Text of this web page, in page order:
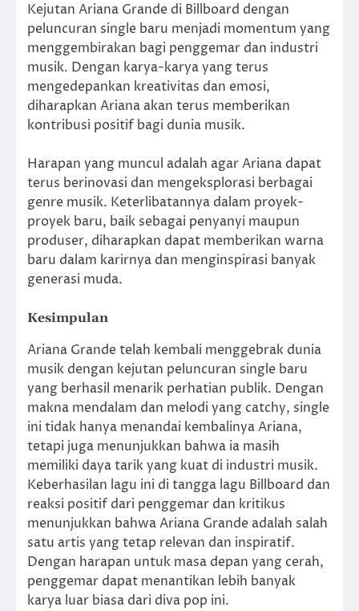
Kejutan Ariana Grande di Billboard dengan
peluncuran single baru menjadi momentum yang
menggembirakan bagi penggemar dan industri
musik. Dengan karya-karya yang terus
mengedepankan kreativitas dan emosi,
diharapkan Ariana akan terus memberikan
kontribusi positif bagi dunia musik.
Harapan yang muncul adalah agar Ariana dapat
terus berinovasi dan mengeksplorasi berbagai
genre musik. Keterlibatannya dalam proyek-
proyek baru, baik sebagai penyanyi maupun
produser, diharapkan dapat memberikan warna
baru dalam karirnya dan menginspirasi banyak
generasi muda.
Kesimpulan
Ariana Grande telah kembali menggebrak dunia
musik dengan kejutan peluncuran single baru
yang berhasil menarik perhatian publik. Dengan
makna mendalam dan melodi yang catchy, single
ini tidak hanya menandai kembalinya Ariana,
tetapi juga menunjukkan bahwa ia masih
memiliki daya tarik yang kuat di industri musik.
Keberhasilan lagu ini di tangga lagu Billboard dan
reaksi positif dari penggemar dan kritikus
menunjukkan bahwa Ariana Grande adalah salah
satu artis yang tetap relevan dan inspiratif.
Dengan harapan untuk masa depan yang cerah,
penggemar dapat menantikan lebih banyak
karya luar biasa dari diva pop ini.